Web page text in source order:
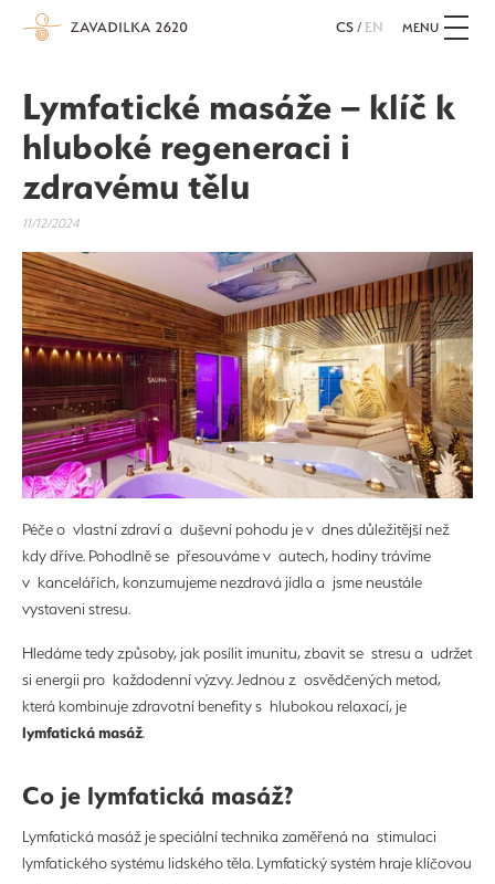
CS/ EN MENU
Lymfatické masáže – klíč k
hluboké regeneraci i
zdravému tělu
11/12/2024
Péče o vlastní zdraví a duševní pohodu je v dnes důležitější než
kdy dříve. Pohodlně se přesouváme v autech, hodiny trávíme
v kancelářích, konzumujeme nezdravá jídla a jsme neustále
vystaveni stresu.
Hledáme tedy způsoby, jak posílit imunitu, zbavit se stresu a udržet
si energii pro každodenní výzvy. Jednou z osvědčených metod,
která kombinuje zdravotní benefity s hlubokou relaxací, je
lymfatická masáž.
Co je lymfatická masáž?
Lymfatická masáž je speciální technika zaměřená na stimulaci
lymfatického systému lidského těla. Lymfatický systém hraje klíčovou